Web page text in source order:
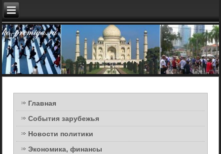
Главная
События зарубежья
Новости политики
Экономика, финансы